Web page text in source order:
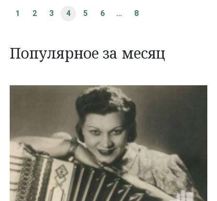
1 2 3 4 5 6 ... 8
Популярное за месяц